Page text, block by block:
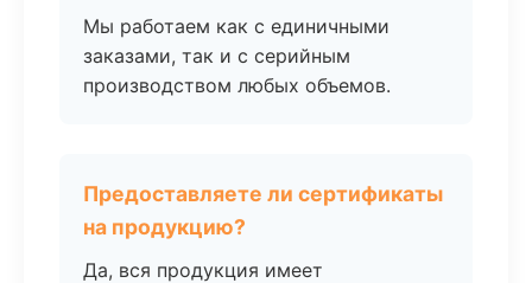
Мы работаем как с единичными
заказами, так и с серийным
производством любых объемов.
Предоставляете ли сертификаты
на продукцию?
Да, вся продукция имеет